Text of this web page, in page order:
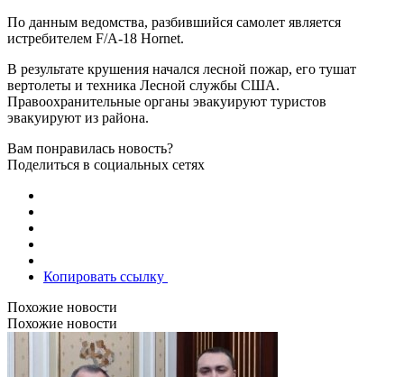
По данным ведомства, разбившийся самолет является
истребителем F/A-18 Hornet.
В результате крушения начался лесной пожар, его тушат
вертолеты и техника Лесной службы США.
Правоохранительные органы эвакуируют туристов
эвакуируют из района.
Вам понравилась новость?
Поделиться в социальных сетях
Копировать ссылку
Похожие новости
Похожие новости